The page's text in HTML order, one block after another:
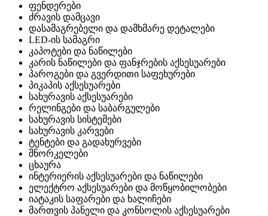
ფენდერები
ძრავის დამცავი
დასამაგრებელი და დამხმარე დეტალები
LED-ის სამაგრი
კაპოტები და ნაწილები
კარის ნაწილები და ფანჯრების აქსესუარები
პაროგები და გვერდითი საფეხურები
პიკაპის აქსესუარები
სახურავის აქსესუარები
რელინგები და საბარგულები
სახურავის სისტემები
სახურავის კარვები
ტენტები და გადახურვები
შნორკელები
ცხაურა
ინტერიერის აქსესუარები და ნაწილები
ელექტრო აქსესუარები და მოწყობილობები
იატაკის საფარები და ხალიჩები
მართვის პანელი და კონსოლის აქსესუარები